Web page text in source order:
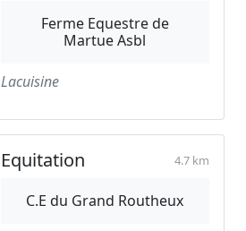
Ferme Equestre de
Martue Asbl
Lacuisine
Equitation 4.7 km
C.E du Grand Routheux